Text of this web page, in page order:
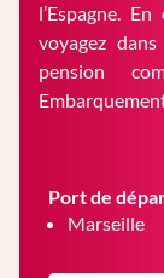
l’Espagne.
voyagez
pension
Port de
Marseille